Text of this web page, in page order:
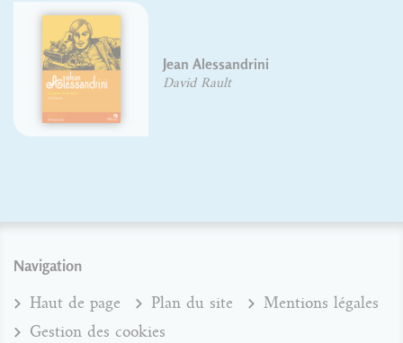
Jean Alessandrini
David Rault
Navigation
Haut de page Plan du site
Mentions légales
Gestion des cookies